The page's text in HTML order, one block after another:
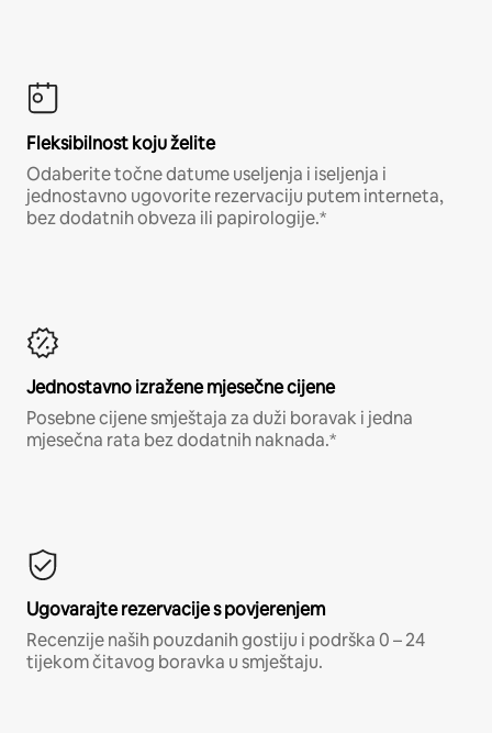
Fleksibilnost koju želite
Odaberite točne datume useljenja i iseljenja i
jednostavno ugovorite rezervaciju putem interneta,
bez dodatnih obveza ili papirologije.*
Jednostavno izražene mjesečne cijene
Posebne cijene smještaja za duži boravak i jedna
mjesečna rata bez dodatnih naknada.*
Ugovarajte rezervacije s povjerenjem
Recenzije naših pouzdanih gostiju i podrška 0 – 24
tijekom čitavog boravka u smještaju.